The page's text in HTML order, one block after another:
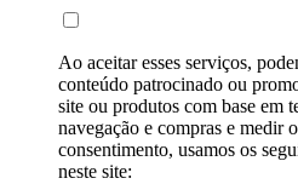
Ao aceitar esses serviços,
conteúdo patrocinado ou
site ou produtos com base em
navegação e compras e medir
consentimento, usamos os
neste site: